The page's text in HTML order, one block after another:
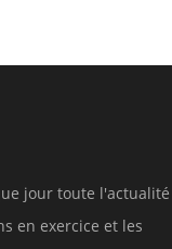
jour toute l'actualité
en exercice et les